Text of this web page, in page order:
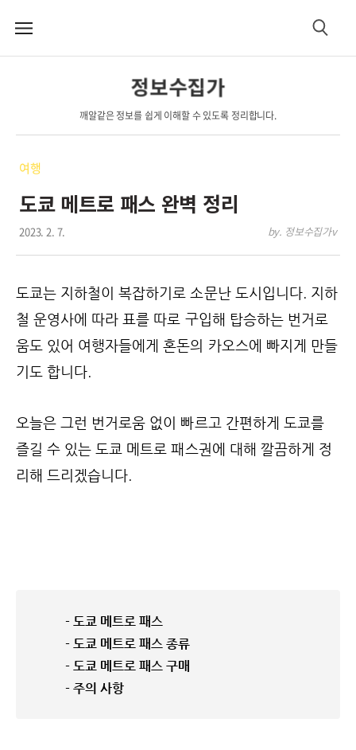
메
검
정보수집가
깨알같은 정보를 쉽게 이해할 수 있도록 정리합니다.
여행
도쿄 메트로 패스 완벽 정리
2023. 2. 7. by. 정보수집가v
도쿄는 지하철이 복잡하기로 소문난 도시입니다. 지하
철 운영사에 따라 표를 따로 구입해 탑승하는 번거로
움도 있어 여행자들에게 혼돈의 카오스에 빠지게 만들
기도 합니다.
오늘은 그런 번거로움 없이 빠르고 간편하게 도쿄를
즐길 수 있는 도쿄 메트로 패스권에 대해 깔끔하게 정
리해 드리겠습니다.
- 도쿄 메트로 패스
- 도쿄 메트로 패스 종류
- 도쿄 메트로 패스 구매
- 주의 사항